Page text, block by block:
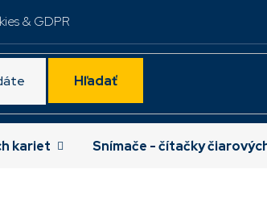
& GDPR
Hľadať
kariet Snímače - čítačky